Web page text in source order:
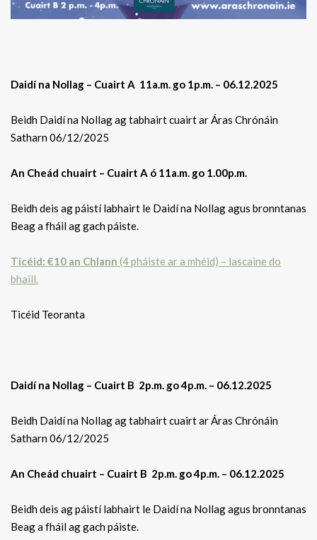
Daidí na Nollag – Cuairt A 11a.m. go 1p.m. – 06.12.2025
Beidh Daidí na Nollag ag tabhairt cuairt ar Áras Chrónáin
Satharn 06/12/2025
An Cheád chuairt – Cuairt A ó 11a.m. go 1.00p.m.
Beidh deis ag páistí labhairt le Daidí na Nollag agus bronntanas
Beag a fháil ag gach páiste.
Ticéid: €10 an Chlann (4 pháiste ar a mhéid) – lascaine do
bhaill.
Ticéid Teoranta
Daidí na Nollag – Cuairt B 2p.m. go 4p.m. – 06.12.2025
Beidh Daidí na Nollag ag tabhairt cuairt ar Áras Chrónáin
Satharn 06/12/2025
An Cheád chuairt – Cuairt B 2p.m. go 4p.m. – 06.12.2025
Beidh deis ag páistí labhairt le Daidí na Nollag agus bronntanas
Beag a fháil ag gach páiste.